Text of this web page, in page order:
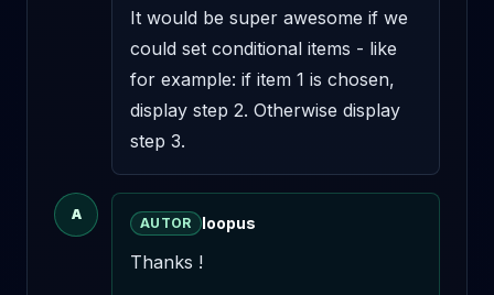
It would be super awesome if we
could set conditional items - like
for example: if item 1 is chosen,
display step 2. Otherwise display
step 3.
A
AUTOR loopus
Thanks !